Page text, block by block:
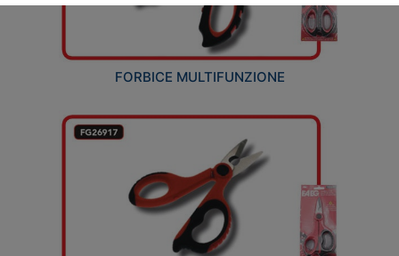
FORBICE MULTIFUNZIONE